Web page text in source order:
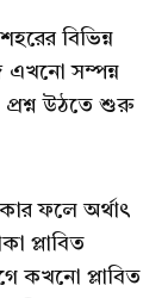
বিভিন্ন
এখনো সম্পন্ন
প্রশ্ন উঠতে শুরু
ফলে অর্থাৎ
প্লাবিত
কখনো প্লাবিত